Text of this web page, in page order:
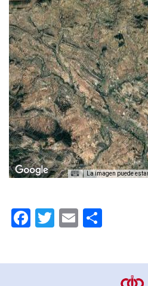
La imagen puede
Facebook
Twitter
Email